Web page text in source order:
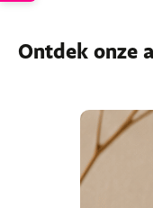
Ontdek onze